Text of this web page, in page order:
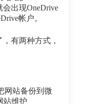
出现OneDrive
帐户。
有两种方式，